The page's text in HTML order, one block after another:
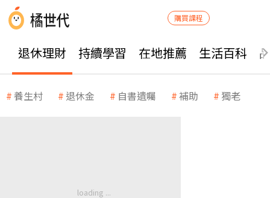
購買課程
退休理財 持續學習 在地推薦 生活百科
養生村 退休金 自書遺囑 補助 獨老